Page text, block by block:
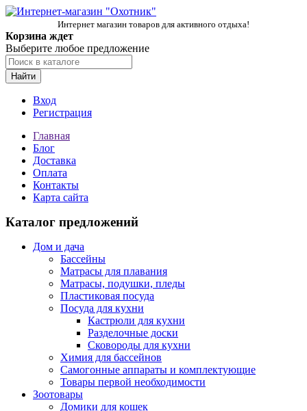
Интернет магазин товаров для активного отдыха!
Корзина ждет
Выберите любое предложение
Найти
Вход
Регистрация
Главная
Блог
Доставка
Оплата
Контакты
Карта сайта
Каталог предложений
Дом и дача
Бассейны
Матрасы для плавания
Матрасы, подушки, пледы
Пластиковая посуда
Посуда для кухни
Кастрюли для кухни
Разделочные доски
Сковороды для кухни
Химия для бассейнов
Самогонные аппараты и комплектующие
Товары первой необходимости
Зоотовары
Домики для кошек